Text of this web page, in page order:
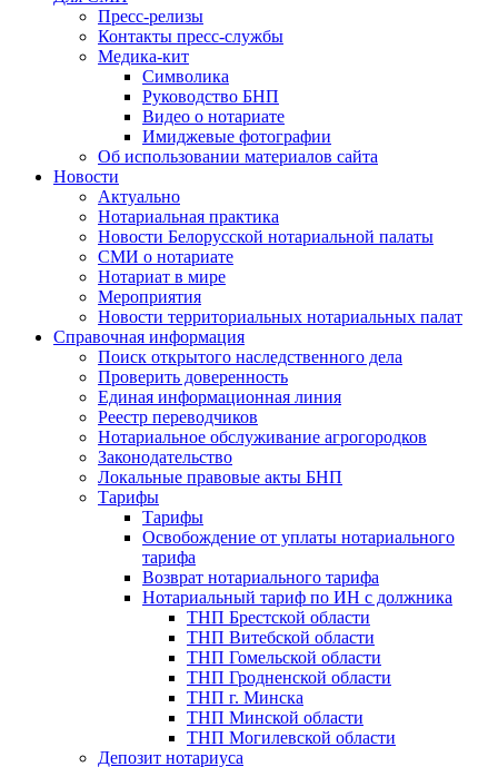
Пресс-релизы
Контакты пресс-службы
Медика-кит
Символика
Руководство БНП
Видео о нотариате
Имиджевые фотографии
Об использовании материалов сайта
Новости
Актуально
Нотариальная практика
Новости Белорусской нотариальной палаты
СМИ о нотариате
Нотариат в мире
Мероприятия
Новости территориальных нотариальных палат
Справочная информация
Поиск открытого наследственного дела
Проверить доверенность
Единая информационная линия
Реестр переводчиков
Нотариальное обслуживание агрогородков
Законодательство
Локальные правовые акты БНП
Тарифы
Тарифы
Освобождение от уплаты нотариального
тарифа
Возврат нотариального тарифа
Нотариальный тариф по ИН с должника
ТНП Брестской области
ТНП Витебской области
ТНП Гомельской области
ТНП Гродненской области
ТНП г. Минска
ТНП Минской области
ТНП Могилевской области
Депозит нотариуса